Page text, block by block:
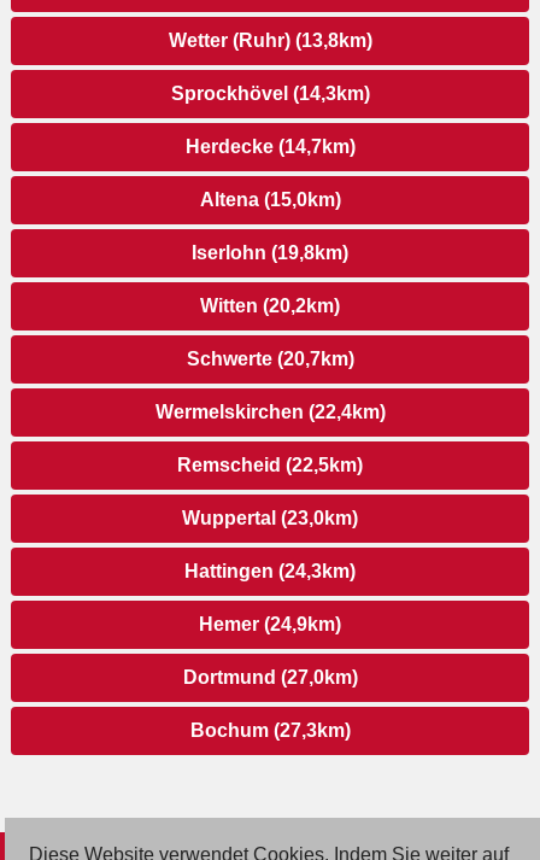
Wetter (Ruhr) (13,8km)
Sprockhövel (14,3km)
Herdecke (14,7km)
Altena (15,0km)
Iserlohn (19,8km)
Witten (20,2km)
Schwerte (20,7km)
Wermelskirchen (22,4km)
Remscheid (22,5km)
Wuppertal (23,0km)
Hattingen (24,3km)
Hemer (24,9km)
Dortmund (27,0km)
Bochum (27,3km)
Diese Website verwendet Cookies. Indem Sie weiter auf